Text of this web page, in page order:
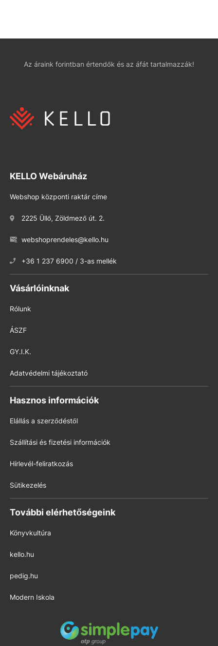
Az áraink forintban értendők és az áfát tartalmazzák!
KELLO Webáruház
Webshop központi raktár címe
2225 Üllő, Zöldmező út. 2.
webshoprendeles@kello.hu
+36 1 237 6900 / 3-as mellék
Vásárlóinknak
Rólunk
ÁSZF
GY.I.K.
Adatvédelmi tájékoztató
Hasznos információk
Elállás a szerződéstől
Szállítási és fizetési információk
Hírlevél-feliratkozás
Sütikezelés
További elérhetőségeink
Könyvkultúra
kello.hu
pedig.hu
Modern Iskola